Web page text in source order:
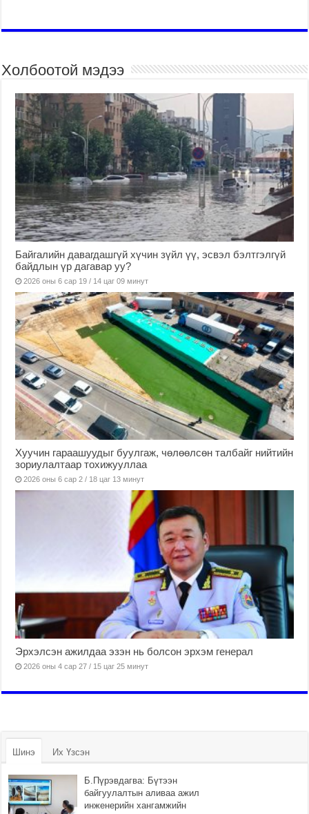
Холбоотой мэдээ
Байгалийн давагдашгүй хүчин зүйл үү, эсвэл бэлтгэлгүй
байдлын үр дагавар уу?
2026 оны 6 сар 19 / 14 цаг 09 минут
Хуучин гараашуудыг буулгаж, чөлөөлсөн талбайг нийтийн
зориулалтаар тохижууллаа
2026 оны 6 сар 2 / 18 цаг 13 минут
Эрхэлсэн ажилдаа эзэн нь болсон эрхэм генерал
2026 оны 4 сар 27 / 15 цаг 25 минут
Шинэ Их Үзсэн
Б.Пүрэвдагва: Бүтээн
байгуулалтын аливаа ажил
инженерийн хангамжийн